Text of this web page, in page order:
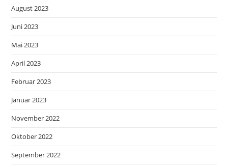
August 2023
Juni 2023
Mai 2023
April 2023
Februar 2023
Januar 2023
November 2022
Oktober 2022
September 2022